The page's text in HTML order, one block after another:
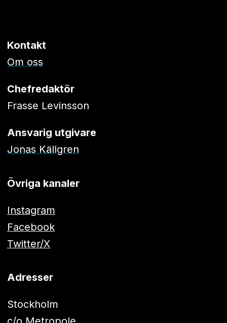
Kontakt
Om oss
Chefredaktör
Frasse Levinsson
Ansvarig utgivare
Jonas Källgren
Övriga kanaler
Instagram
Facebook
Twitter/X
Adresser
Stockholm